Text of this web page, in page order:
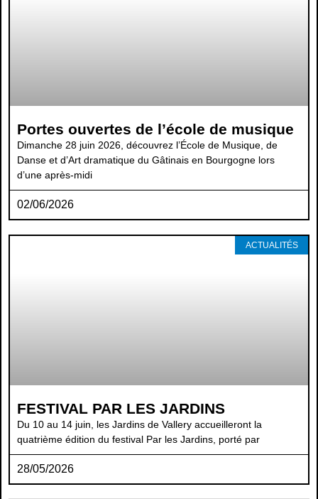
Portes ouvertes de l’école de musique
Dimanche 28 juin 2026, découvrez l’École de Musique, de
Danse et d’Art dramatique du Gâtinais en Bourgogne lors
d’une après-midi
02/06/2026
ACTUALITÉS
FESTIVAL PAR LES JARDINS
Du 10 au 14 juin, les Jardins de Vallery accueilleront la
quatrième édition du festival Par les Jardins, porté par
28/05/2026